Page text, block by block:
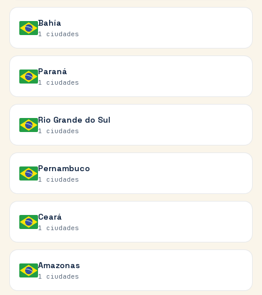
Bahía
1 ciudades
Paraná
1 ciudades
Rio Grande do Sul
1 ciudades
Pernambuco
1 ciudades
Ceará
1 ciudades
Amazonas
1 ciudades